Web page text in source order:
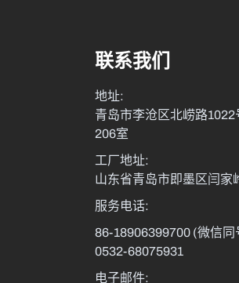
联系我们
地址:
青岛市李沧区北崂路
206室
工厂地址:
山东省青岛市即墨区闫家
服务电话:
86-18906399700(微信同
0532-68075931
电子邮件: